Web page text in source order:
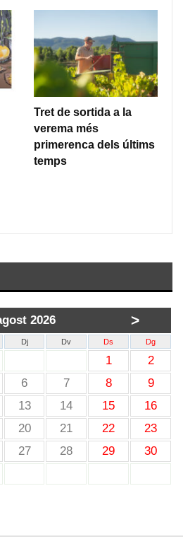
Tret de sortida a la
verema més
primerenca dels últims
temps
2026 >
Dj Dv Ds Dg
1
2
6 7 8
9
13 14 15
16
20 21 22
23
27 28 29
30